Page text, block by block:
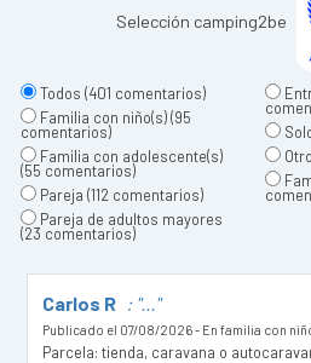
Selección camping2be
Todos (401 comentarios)
Familia con niño(s)(95
comentarios)
Familia con adolescente(s)
(55 comentarios)
Pareja (112 comentarios)
Pareja de adultos mayores
(23 comentarios)
Otro
Carlos R : "..."
Publicado el 07/08/2026 - En familia con
Parcela: tienda, caravana o